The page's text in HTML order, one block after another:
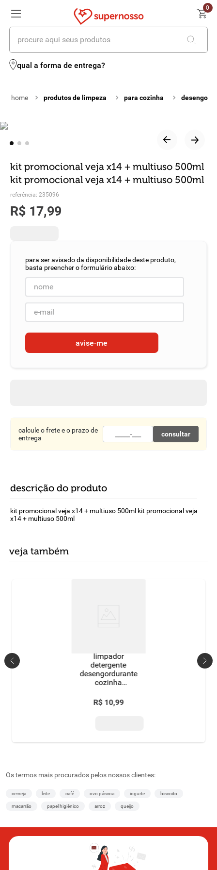
0
procure aqui seus produtos
qual a forma de entrega?
produtos de limpeza para cozinha
kit promocional veja x14 + multiuso 500ml
kit promocional veja x14 + multiuso 500ml
referência: 235096
R$ 17,99
avise-me
calcule o frete e o prazo de
entrega
consultar
descrição do produto
kit promocional veja x14 + multiuso 500ml kit promocional veja
x14 + multiuso 500ml
veja também
limpador
detergente
desengordurante
cozinha
limão uau
squeeze 500ml
R$ 10,99
Os termos mais procurados pelos nossos clientes:
cerveja leite café ovo páscoa iogurte biscoito
macarrão papel higiênico arroz queijo
termos mais buscados
2º leite
º
6º biscoito
7
10º chocolate